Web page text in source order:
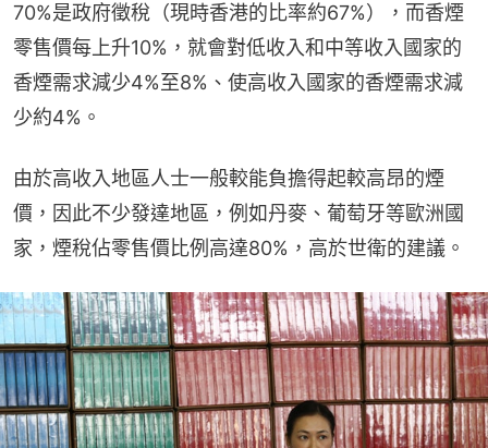
70%是政府徵稅（現時香港的比率約67%），而香煙
零售價每上升10%，就會對低收入和中等收入國家的
香煙需求減少4%至8%、使高收入國家的香煙需求減
少約4%。
由於高收入地區人士一般較能負擔得起較高昂的煙
價，因此不少發達地區，例如丹麥、葡萄牙等歐洲國
家，煙稅佔零售價比例高達80%，高於世衛的建議。